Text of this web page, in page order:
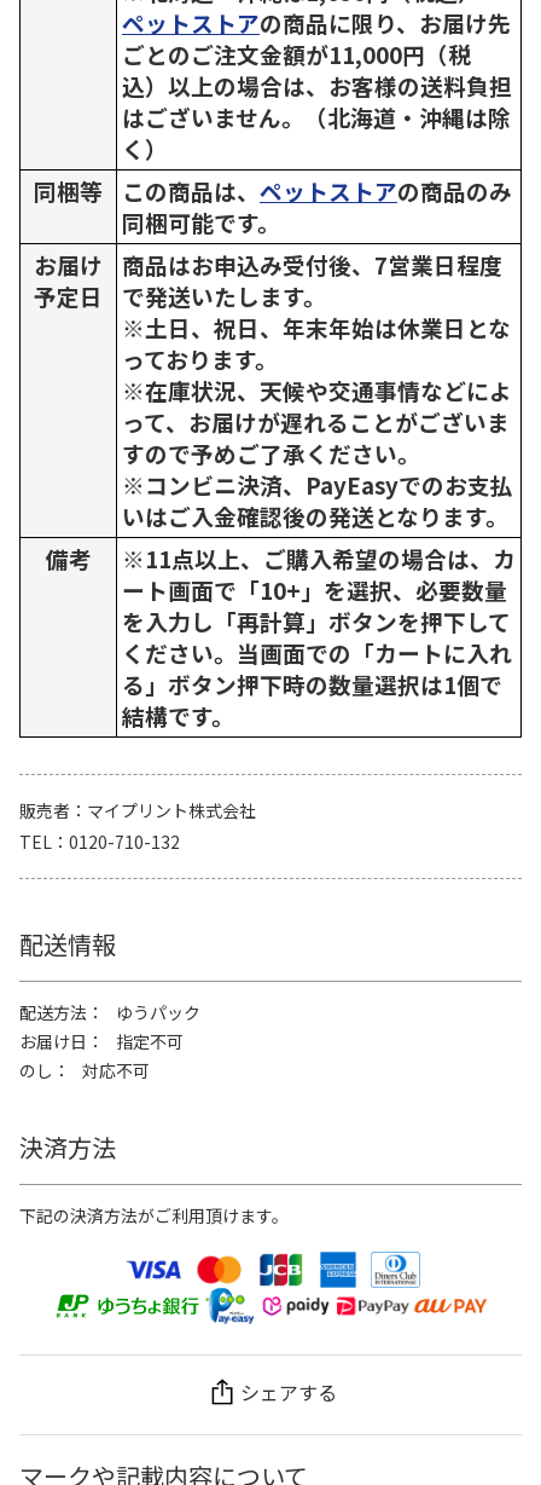
ペットストアの商品に限り、お届け先
ごとのご注文金額が11,000円（税
込）以上の場合は、お客様の送料負担
はございません。（北海道・沖縄は除
く）
同梱等
この商品は、 ペットストアの商品のみ
同梱可能です。
お届け
予定日
商品はお申込み受付後、7営業日程度
で発送いたします。
※土日、祝日、年末年始は休業日とな
っております。
※在庫状況、天候や交通事情などによ
って、お届けが遅れることがございま
すので予めご了承ください。
※コンビニ決済、PayEasyでのお支払
いはご入金確認後の発送となります。
備考
※11点以上、ご購入希望の場合は、カ
ート画面で「10+」を選択、必要数量
を入力し「再計算」ボタンを押下して
ください。当画面での「カートに入れ
る」ボタン押下時の数量選択は1個で
結構です。
販売者
マイプリント株式会社
TEL
0120-710-132
配送情報
配送方法
ゆうパック
お届け日
指定不可
のし
対応不可
決済方法
下記の決済方法がご利用頂けます。
シェアする
マークや記載内容について